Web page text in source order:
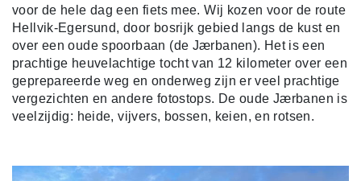
voor de hele dag een fiets mee. Wij kozen voor de route
Hellvik-Egersund, door bosrijk gebied langs de kust en
over een oude spoorbaan (de Jærbanen). Het is een
prachtige heuvelachtige tocht van 12 kilometer over een
geprepareerde weg en onderweg zijn er veel prachtige
vergezichten en andere fotostops. De oude Jærbanen is
veelzijdig: heide, vijvers, bossen, keien, en rotsen.